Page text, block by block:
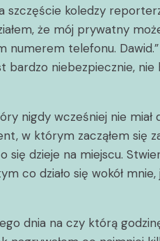
szczęście koledzy
że mój prywatny
telefonu. Dawid.”
niebezpiecznie, nie
nigdy wcześniej nie miał
w którym zacząłem się
dzieje na miejscu.
co działo się wokół mnie,
dnia na czy którą